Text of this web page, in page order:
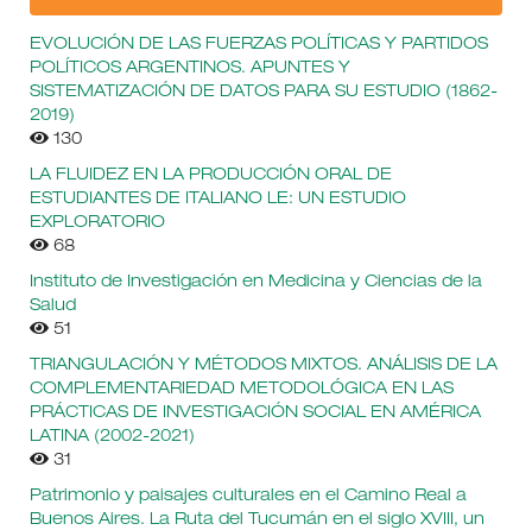
EVOLUCIÓN DE LAS FUERZAS POLÍTICAS Y PARTIDOS
POLÍTICOS ARGENTINOS. APUNTES Y
SISTEMATIZACIÓN DE DATOS PARA SU ESTUDIO (1862-
2019)
130
LA FLUIDEZ EN LA PRODUCCIÓN ORAL DE
ESTUDIANTES DE ITALIANO LE: UN ESTUDIO
EXPLORATORIO
68
Instituto de Investigación en Medicina y Ciencias de la
Salud
51
TRIANGULACIÓN Y MÉTODOS MIXTOS. ANÁLISIS DE LA
COMPLEMENTARIEDAD METODOLÓGICA EN LAS
PRÁCTICAS DE INVESTIGACIÓN SOCIAL EN AMÉRICA
LATINA (2002-2021)
31
Patrimonio y paisajes culturales en el Camino Real a
Buenos Aires. La Ruta del Tucumán en el siglo XVIII, un